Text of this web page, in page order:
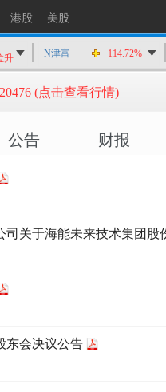
港股 美股
压
升
压
升
N津富 114.72%
(点击查看行情)
公告 财报
关于海能未来技术集团
东会决议公告